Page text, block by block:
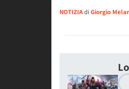
NOTIZIAdi Giorgio